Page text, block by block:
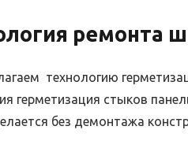
ремонта
технологию
герметизация стыков
без демонтажа